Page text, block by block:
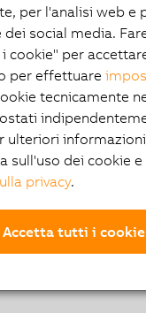
Group
Milano
1
per l'analisi web e
social media.
cookie" per
per effettuare
tecnicamente
ulteriori
sull'uso dei cookie e
privacy.
Accetta tutti i cookie